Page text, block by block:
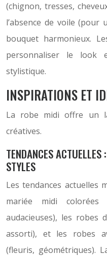
(chignon, tresses,
l’absence de voile
bouquet harmonieux.
personnaliser le look
stylistique.
INSPIRATIONS ET
La robe midi offre un
créatives.
TENDANCES
STYLES
Les tendances actuelles
mariée midi
audacieuses), les robes
assorti), et les robes
(fleuris, géométriques).